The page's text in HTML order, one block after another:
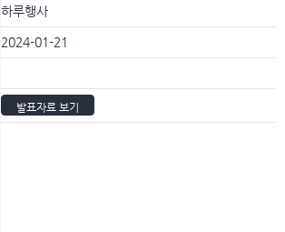
하루행사
2024-01-21